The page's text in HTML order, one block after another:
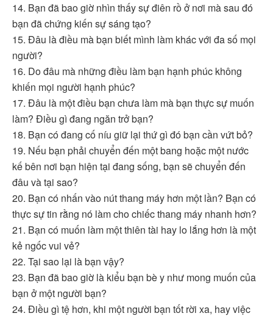
14. Bạn đã bao giờ nhìn thấy sự điên rồ ở nơi mà sau đó
bạn đã chứng kiến sự sáng tạo?
15. Đâu là điều mà bạn biết mình làm khác với đa số mọi
người?
16. Do đâu mà những điều làm bạn hạnh phúc không
khiến mọi người hạnh phúc?
17. Đâu là một điều bạn chưa làm mà bạn thực sự muốn
làm? Điều gì đang ngăn trở bạn?
18. Bạn có đang cố níu giữ lại thứ gì đó bạn cần vứt bỏ?
19. Nếu bạn phải chuyển đến một bang hoặc một nước
kế bên nơi bạn hiện tại đang sống, bạn sẽ chuyển đến
đâu và tại sao?
20. Bạn có nhấn vào nút thang máy hơn một lần? Bạn có
thực sự tin rằng nó làm cho chiếc thang máy nhanh hơn?
21. Bạn có muốn làm một thiên tài hay lo lắng hơn là một
kẻ ngốc vui vẻ?
22. Tại sao lại là bạn vậy?
23. Bạn đã bao giờ là kiểu bạn bè y như mong muốn của
bạn ở một người bạn?
24. Điều gì tệ hơn, khi một người bạn tốt rời xa, hay việc